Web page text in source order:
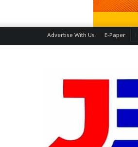
Advertise With Us E-Paper